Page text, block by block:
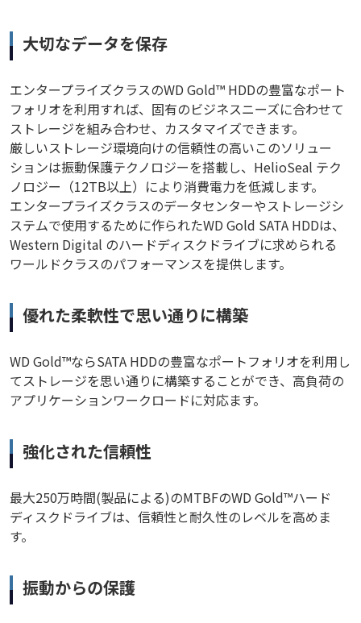
大切なデータを保存
エンタープライズクラスのWD Gold™ HDDの豊富なポート
フォリオを利用すれば、固有のビジネスニーズに合わせて
ストレージを組み合わせ、カスタマイズできます。
厳しいストレージ環境向けの信頼性の高いこのソリュー
ションは振動保護テクノロジーを搭載し、HelioSeal テク
ノロジー（12TB以上）により消費電力を低減します。
エンタープライズクラスのデータセンターやストレージシ
ステムで使用するために作られたWD Gold SATA HDDは、
Western Digital のハードディスクドライブに求められる
ワールドクラスのパフォーマンスを提供します。
優れた柔軟性で思い通りに構築
WD Gold™ならSATA HDDの豊富なポートフォリオを利用し
てストレージを思い通りに構築することができ、高負荷の
アプリケーションワークロードに対応ます。
強化された信頼性
最大250万時間(製品による)のMTBFのWD Gold™ハード
ディスクドライブは、信頼性と耐久性のレベルを高めま
す。
振動からの保護